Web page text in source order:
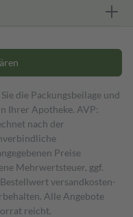
die Packungsbeilage und
Ihrer Apotheke. AVP:
nach der
Preise
Mehrwertsteuer, ggf.
Bestell­wert versand­kosten­
Alle Angebote
reicht.